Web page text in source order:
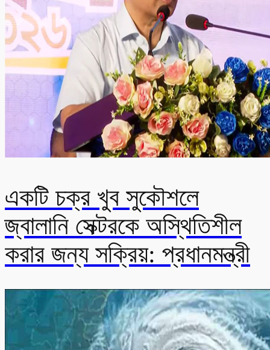
একটি চক্র খুব সুকৌশলে
জ্বালানি সেক্টরকে অস্থিতিশীল
করার জন্য সক্রিয়: প্রধানমন্ত্রী